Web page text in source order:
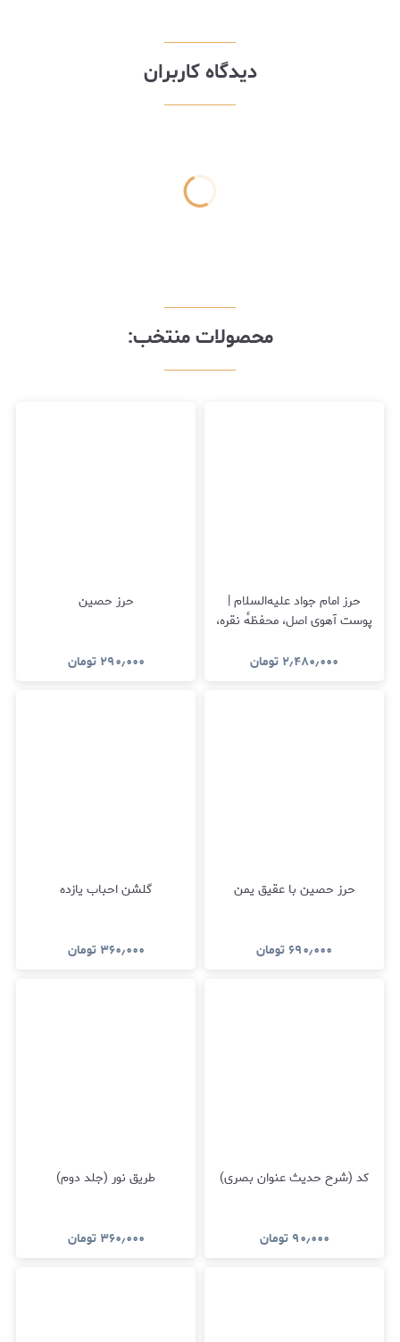
دیدگاه کاربران
محصولات منتخب:
حرز امام جواد علیه‌السلام |
پوست آهوی اصل، محفظهٔ نقره،
۲٫۴۸۰٫۰۰۰ تومان
حرز حصین
۲۹۰٫۰۰۰ تومان
حرز حصین با عقیق یمن
۶۹۰٫۰۰۰تومان
گلشن احباب یازده
۳۶۰٫۰۰۰ تومان
کد (شرح حدیث عنوان بصری)
۹۰٫۰۰۰ تومان
طریق نور (جلد دوم)
۳۶۰٫۰۰۰ تومان